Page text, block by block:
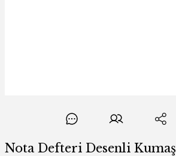
Nota Defteri Desenli Kumaş